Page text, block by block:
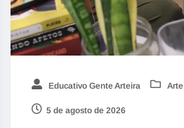
Educativo Gente Arteira Arte
5 de agosto de 2026